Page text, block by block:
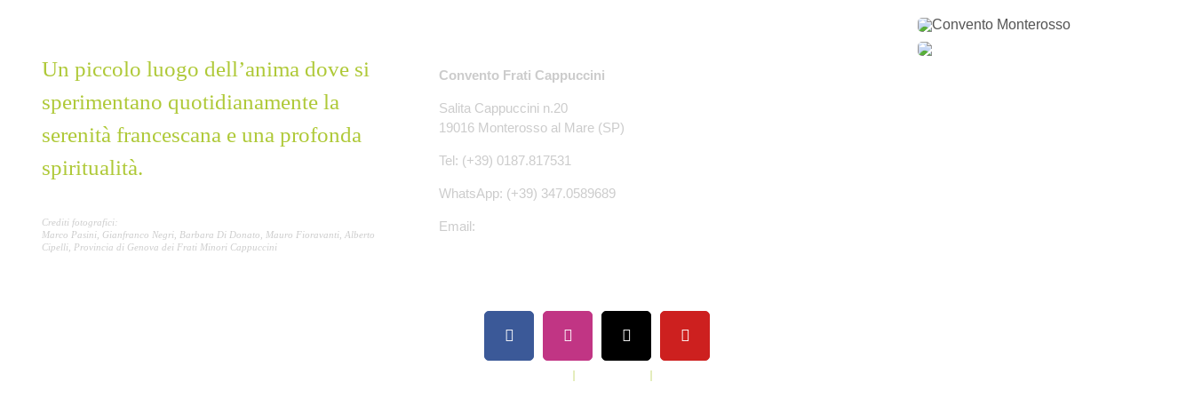
Un piccolo luogo dell’anima dove si
sperimentano quotidianamente la
serenità francescana e una profonda
spiritualità.
Crediti fotografici:
Marco Pasini, Gianfranco Negri, Barbara Di Donato, Mauro Fioravanti, Alberto
Cipelli, Provincia di Genova dei Frati Minori Cappuccini
Convento Frati Cappuccini
Salita Cappuccini n.20
19016 Monterosso al Mare (SP)
Tel: (+39) 0187.817531
WhatsApp: (+39) 347.0589689
Email:
| |